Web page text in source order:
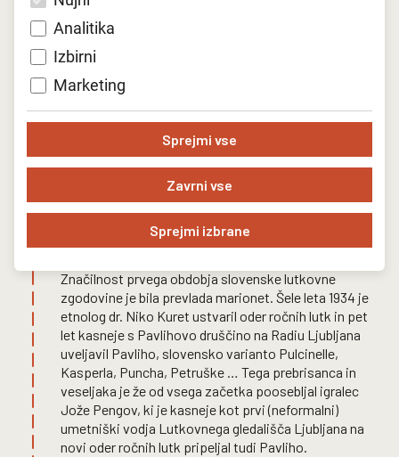
Analitika
Izbirni
Marketing
Sprejmi vse
Zavrni vse
Sprejmi izbrane
Lutke iz satiričnega programa PLG -
Partizan
Pavliha
Značilnost prvega obdobja slovenske lutkovne
zgodovine je bila prevlada marionet. Šele leta 1934 je
etnolog dr. Niko Kuret ustvaril oder ročnih lutk in pet
let kasneje s Pavlihovo druščino na Radiu Ljubljana
uveljavil Pavliho, slovensko varianto Pulcinelle,
Kasperla, Puncha, Petruške … Tega prebrisanca in
veseljaka je že od vsega začetka poosebljal igralec
Jože Pengov, ki je kasneje kot prvi (neformalni)
umetniški vodja Lutkovnega gledališča Ljubljana na
novi oder ročnih lutk pripeljal tudi Pavliho.